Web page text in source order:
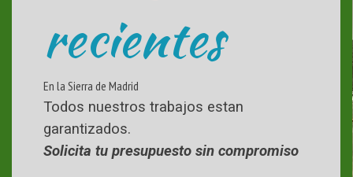
recientes
En la Sierra de Madrid
Todos nuestros trabajos estan
garantizados.
Solicita tu presupuesto sin compromiso